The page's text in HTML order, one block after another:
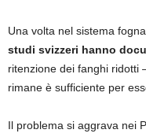
Una volta nel sistema
studi svizzeri hanno
ritenzione dei fanghi
rimane è sufficiente per
Il problema si aggrava nei